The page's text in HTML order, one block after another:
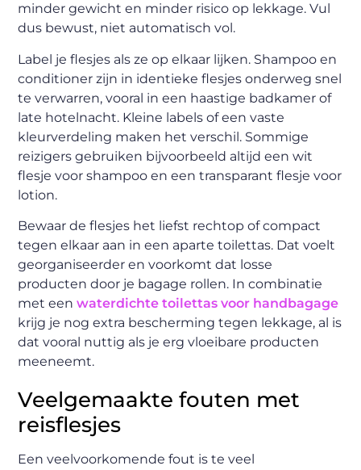
minder gewicht en minder risico op lekkage. Vul
dus bewust, niet automatisch vol.
Label je flesjes als ze op elkaar lijken. Shampoo en
conditioner zijn in identieke flesjes onderweg snel
te verwarren, vooral in een haastige badkamer of
late hotelnacht. Kleine labels of een vaste
kleurverdeling maken het verschil. Sommige
reizigers gebruiken bijvoorbeeld altijd een wit
flesje voor shampoo en een transparant flesje voor
lotion.
Bewaar de flesjes het liefst rechtop of compact
tegen elkaar aan in een aparte toilettas. Dat voelt
georganiseerder en voorkomt dat losse
producten door je bagage rollen. In combinatie
met eenwaterdichte toilettas voor handbagage
krijg je nog extra bescherming tegen lekkage, al is
dat vooral nuttig als je erg vloeibare producten
meeneemt.
Veelgemaakte fouten met
reisflesjes
Een veelvoorkomende fout is te veel